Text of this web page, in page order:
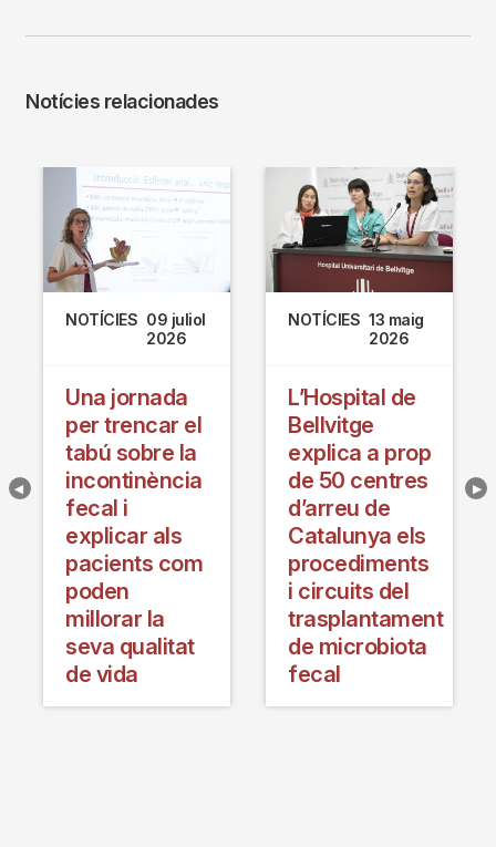
Notícies relacionades
NOTÍCIES 09 juliol
2026
Una jornada
per trencar el
tabú sobre la
incontinència
fecal i
explicar als
pacients com
poden
millorar la
seva qualitat
de vida
NOTÍCIES 13 maig
2026
L’Hospital de
Bellvitge
explica a prop
de 50 centres
d’arreu de
Catalunya els
procediments
i circuits del
trasplantament
de microbiota
fecal